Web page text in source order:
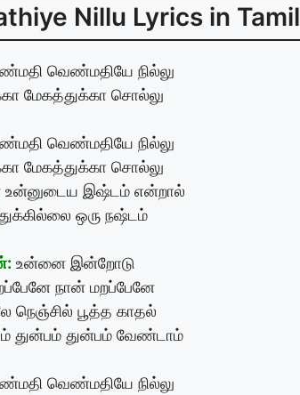
Nillu Lyrics in Tamil
வெண்மதியே நில்லு
மேகத்துக்கா சொல்லு
வெண்மதியே நில்லு
மேகத்துக்கா சொல்லு
இஷ்டம் என்றால்
ஒரு நஷ்டம்
உன்னை இன்றோடு
நான் மறப்பேனே
நெஞ்சில் பூத்த காதல்
துன்பம் துன்பம் வேண்டாம்
வெண்மதியே நில்லு